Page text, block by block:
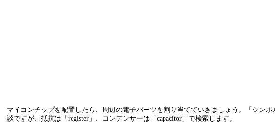
マイコンチップを配置したら、周辺の電子パーツを割り当てていきましょう。「シン
談ですが、抵抗は「register」、コンデンサーは「capacitor」で検索します。